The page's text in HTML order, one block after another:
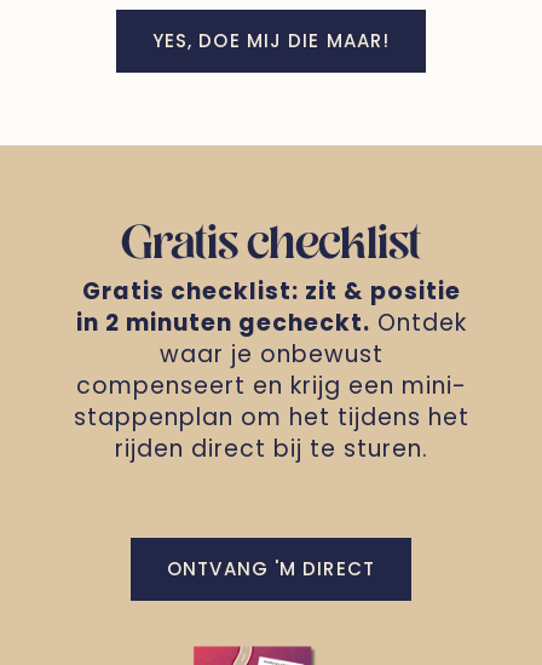
YES, DOE MIJ DIE MAAR!
Gratis checklist
Gratis checklist: zit & positie
in 2 minuten gecheckt. Ontdek
waar je onbewust
compenseert en krijg een mini-
stappenplan om het tijdens het
rijden direct bij te sturen.
ONTVANG 'M DIRECT